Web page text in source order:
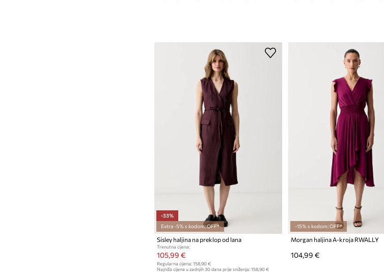
-33%
Extra -5% s kodom: OFF*
Sisley haljina na preklop od lana
Trenutna cijena:
105,99 €
Regularna cijena: 158,90 €
Najniža cijena u zadnjih 30 dana prije sniženja: 158,90 €
-15% s kodom: OFF*
Morgan haljina A-kroja RWALLY
104,99 €